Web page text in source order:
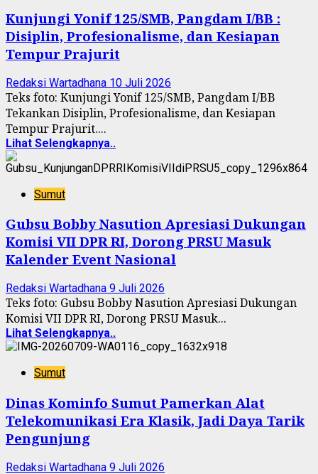
Kunjungi Yonif 125/SMB, Pangdam I/BB :
Disiplin, Profesionalisme, dan Kesiapan
Tempur Prajurit
Redaksi Wartadhana 10 Juli 2026
Teks foto: Kunjungi Yonif 125/SMB, Pangdam I/BB
Tekankan Disiplin, Profesionalisme, dan Kesiapan
Tempur Prajurit....
Lihat Selengkapnya..
Sumut
Gubsu Bobby Nasution Apresiasi Dukungan
Komisi VII DPR RI, Dorong PRSU Masuk
Kalender Event Nasional
Redaksi Wartadhana 9 Juli 2026
Teks foto: Gubsu Bobby Nasution Apresiasi Dukungan
Komisi VII DPR RI, Dorong PRSU Masuk...
Lihat Selengkapnya..
Sumut
Dinas Kominfo Sumut Pamerkan Alat
Telekomunikasi Era Klasik, Jadi Daya Tarik
Pengunjung
Redaksi Wartadhana 9 Juli 2026